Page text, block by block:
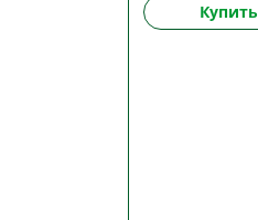
Купить